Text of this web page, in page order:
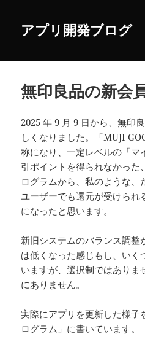
アプリ開発ブログ
無印良品の新会
2025 年 9 月 9 日から、無印
しくなりました。「MUJI
称になり、一定レベルの「マ
引ポイントを得られなかっ
ログラムから、私のような、
ユーザーでも還元が受けられ
になったと思います。
新旧システムのバランス調整
は低くなった感じもし、いく
いますが、選択制ではありま
にありません。
実際にアプリを更新した様子
ログラム 」に書いています。